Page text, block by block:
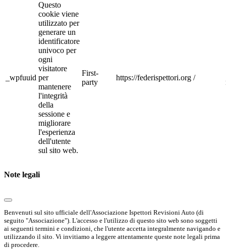
_wpfuuid
Questo
cookie viene
utilizzato per
generare un
identificatore
univoco per
ogni
visitatore
per
mantenere
l'integrità
della
sessione e
migliorare
l'esperienza
dell'utente
sul sito web.
First-
party
https://federispettori.org /
Note legali
Benvenuti sul sito ufficiale dell'Associazione Ispettori Revisioni Auto (di
seguito "Associazione"). L'accesso e l'utilizzo di questo sito web sono soggetti
ai seguenti termini e condizioni, che l'utente accetta integralmente navigando e
utilizzando il sito. Vi invitiamo a leggere attentamente queste note legali prima
di procedere.